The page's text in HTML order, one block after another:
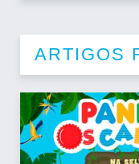
ARTIGOS